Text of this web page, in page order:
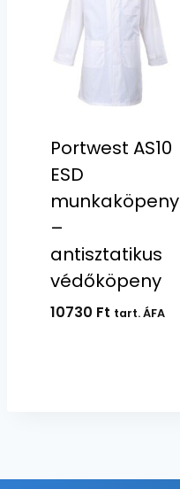
Portwest AS10
ESD
munkaköpeny
–
antisztatikus
védőköpeny
10730 Ft tart. ÁFA